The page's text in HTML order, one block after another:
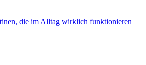
die im Alltag wirklich funktionieren